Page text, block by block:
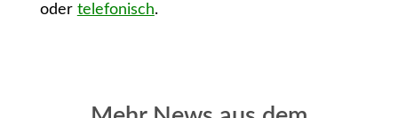
oder telefonisch.